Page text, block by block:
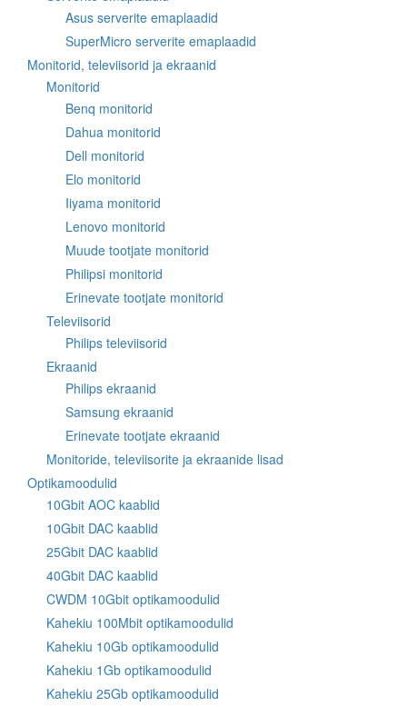
Asus serverite emaplaadid
SuperMicro serverite emaplaadid
Monitorid, televiisorid ja ekraanid
Monitorid
Benq monitorid
Dahua monitorid
Dell monitorid
Elo monitorid
Iiyama monitorid
Lenovo monitorid
Muude tootjate monitorid
Philipsi monitorid
Erinevate tootjate monitorid
Televiisorid
Philips televiisorid
Ekraanid
Philips ekraanid
Samsung ekraanid
Erinevate tootjate ekraanid
Monitoride, televiisorite ja ekraanide lisad
Optikamoodulid
10Gbit AOC kaablid
10Gbit DAC kaablid
25Gbit DAC kaablid
40Gbit DAC kaablid
CWDM 10Gbit optikamoodulid
Kahekiu 100Mbit optikamoodulid
Kahekiu 10Gb optikamoodulid
Kahekiu 1Gb optikamoodulid
Kahekiu 25Gb optikamoodulid